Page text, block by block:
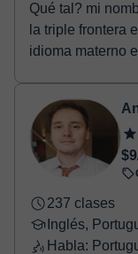
Qué tal? mi
la triple frontera
idioma materno
$9
237 clases
Inglés,
Habla: